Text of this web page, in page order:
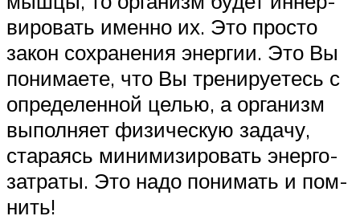
ви­ро­вать именно их. Это просто
закон сохранения энер­гии. Это Вы
по­ни­мае­те, что Вы тре­ни­руе­тесь с
определенной целью, а организм
вы­пол­ня­ет фи­зи­чес­кую за­да­чу,
ста­ра­ясь ми­ни­ми­зи­ро­вать энер­го­
зат­ра­ты. Это надо понимать и пом­
нить!